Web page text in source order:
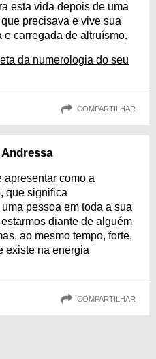
esta vida depois de uma
precisava e vive sua
carregada de altruísmo.
da numerologia do seu
COMPARTILHAR
apresentar como a
que significa
pessoa em toda a sua
diante de alguém
ao mesmo tempo, forte,
existe na energia
COMPARTILHAR